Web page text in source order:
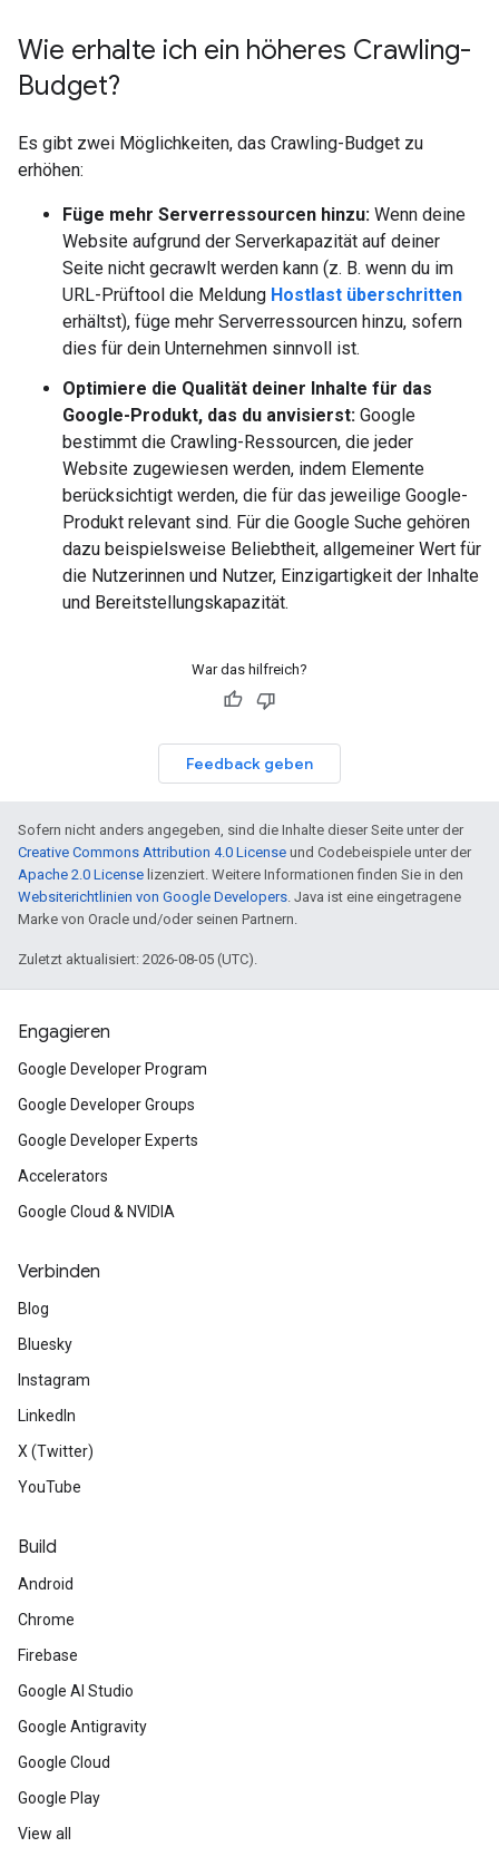
Wie erhalte ich ein höheres Crawling-
Budget?
Es gibt zwei Möglichkeiten, das Crawling-Budget zu
erhöhen:
Füge mehr Serverressourcen hinzu: Wenn deine
Website aufgrund der Serverkapazität auf deiner
Seite nicht gecrawlt werden kann (z. B. wenn du im
URL-Prüftool die Meldung Hostlast überschritten
erhältst), füge mehr Serverressourcen hinzu, sofern
dies für dein Unternehmen sinnvoll ist.
Optimiere die Qualität deiner Inhalte für das
Google-Produkt, das du anvisierst: Google
bestimmt die Crawling-Ressourcen, die jeder
Website zugewiesen werden, indem Elemente
berücksichtigt werden, die für das jeweilige Google-
Produkt relevant sind. Für die Google Suche gehören
dazu beispielsweise Beliebtheit, allgemeiner Wert für
die Nutzerinnen und Nutzer, Einzigartigkeit der Inhalte
und Bereitstellungskapazität.
War das hilfreich?
Feedback geben
Sofern nicht anders angegeben, sind die Inhalte dieser Seite unter der
Creative Commons Attribution 4.0 License und Codebeispiele unter der
Apache 2.0 License lizenziert. Weitere Informationen finden Sie in den
Websiterichtlinien von Google Developers. Java ist eine eingetragene
Marke von Oracle und/oder seinen Partnern.
Zuletzt aktualisiert: 2026-08-05 (UTC).
Engagieren
Google Developer Program
Google Developer Groups
Google Developer Experts
Accelerators
Google Cloud & NVIDIA
Verbinden
Blog
Bluesky
Instagram
LinkedIn
X (Twitter)
YouTube
Build
Android
Chrome
Firebase
Google AI Studio
Google Antigravity
Google Cloud
Google Play
View all